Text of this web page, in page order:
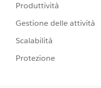
Produttività
Gestione delle attività
Scalabilità
Protezione